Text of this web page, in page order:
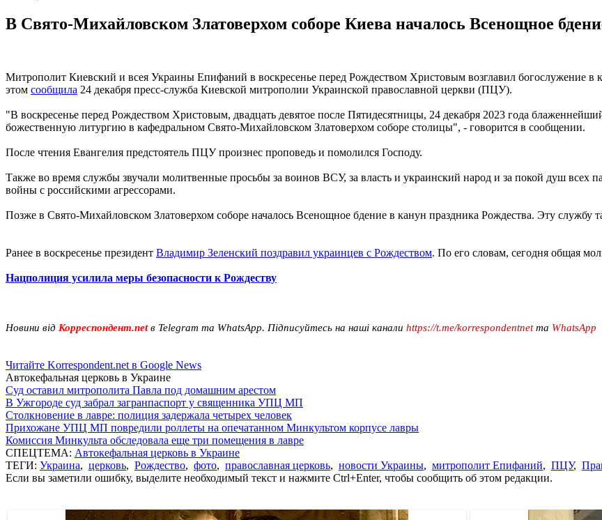
В Свято-Михайловском Златоверхом соборе Киева началось Всенощное
Митрополит Киевский и всея Украины Епифаний в воскресенье перед Рождеством Христовым возглавил богослужение
этом сообщила 24 декабря пресс-служба Киевской митрополии Украинской православной церкви (ПЦУ).
"В воскресенье перед Рождеством Христовым, двадцать девятое после Пятидесятницы, 24 декабря 2023 года
божественную литургию в кафедральном Свято-Михайловском Златоверхом соборе столицы", - говорится в сообщении.
После чтения Евангелия предстоятель ПЦУ произнес проповедь и помолился Господу.
Также во время службы звучали молитвенные просьбы за воинов ВСУ, за власть и украинский народ и за покой душ
войны с российскими агрессорами.
Позже в Свято-Михайловском Златоверхом соборе началось Всенощное бдение в канун праздника Рождества. Эту службу
Ранее в воскресенье президент Владимир Зеленский поздравил украинцев с Рождеством. По его словам, сегодня общая
Нацполиция усилила меры безопасности к Рождеству
Новини від Корреспондент.netв Telegram та WhatsApp. Підписуйтесь на наші канали https://t.me/korrespondentnetта WhatsApp
Читайте Korrespondent.net в Google News
Автокефальная церковь в Украине
Суд оставил митрополита Павла под домашним арестом
В Ужгороде суд забрал загранпаспорт у священника УПЦ МП
Столкновение в лавре: полиция задержала четырех человек
Прихожане УПЦ МП повредили роллеты на опечатанном Минкультом корпусе лавры
Комиссия Минкульта обследовала еще три помещения в лавре
СПЕЦТЕМА: Автокефальная церковь в Украине
ТЕГИ: Украина, церковь, Рождество, фото, православная церковь, новости Украины, митрополит Епифаний, ПЦУ,
Если вы заметили ошибку, выделите необходимый текст и нажмите Ctrl+Enter, чтобы сообщить об этом редакции.